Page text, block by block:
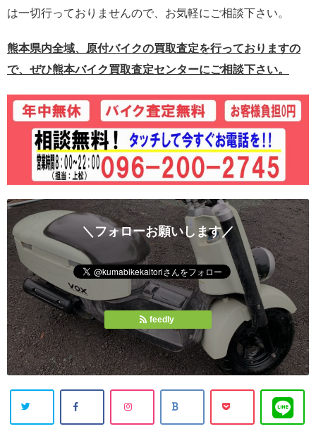
は一切行っておりませんので、お気軽にご相談下さい。
熊本県内全域、原付バイクの買取査定を行っておりますの
で、ぜひ熊本バイク買取査定センターにご相談下さい。
＼フォローお願いします／
feedly